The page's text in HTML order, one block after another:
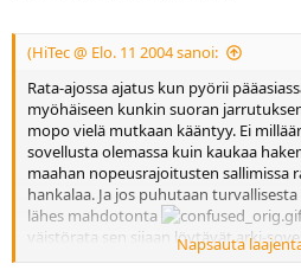
(HiTec @ Elo. 11 2004 sanoi:
Rata-ajossa ajatus kun pyörii
myöhäiseen kunkin suoran
mopo vielä mutkaan kääntyy. Ei
sovellusta olemassa kuin kaukaa
maahan nopeusrajoitusten sallimissa
hankalaa. Ja jos puhutaan
lähes mahdotonta
väistörata sen sijaan löytävät arki-
kaupunkiliikenteestä ja hirvikolarin
Napsauta